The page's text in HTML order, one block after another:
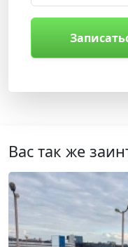
Вас так же